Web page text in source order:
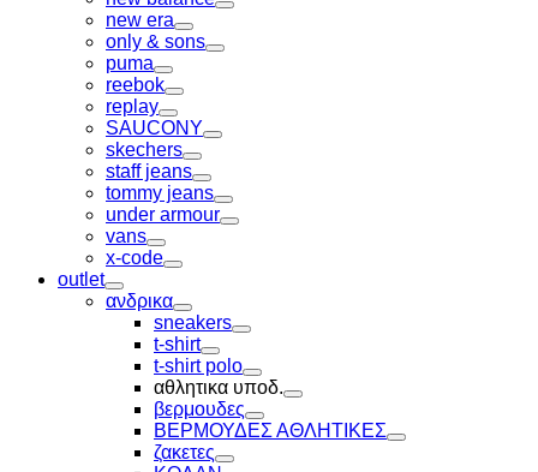
Toggle
new era
Toggle
only & sons
Toggle
puma
Toggle
reebok
Toggle
replay
Toggle
SAUCONY
Toggle
skechers
Toggle
staff jeans
Toggle
tommy jeans
Toggle
under armour
Toggle
vans
Toggle
x-code
Toggle
outlet
Toggle
ανδρικα
Toggle
sneakers
Toggle
t-shirt
Toggle
t-shirt polo
Toggle
αθλητικα υποδ.
Toggle
βερμουδες
Toggle
ΒΕΡΜΟΥΔΕΣ ΑΘΛΗΤΙΚΕΣ
Toggle
ζακετες
Toggle